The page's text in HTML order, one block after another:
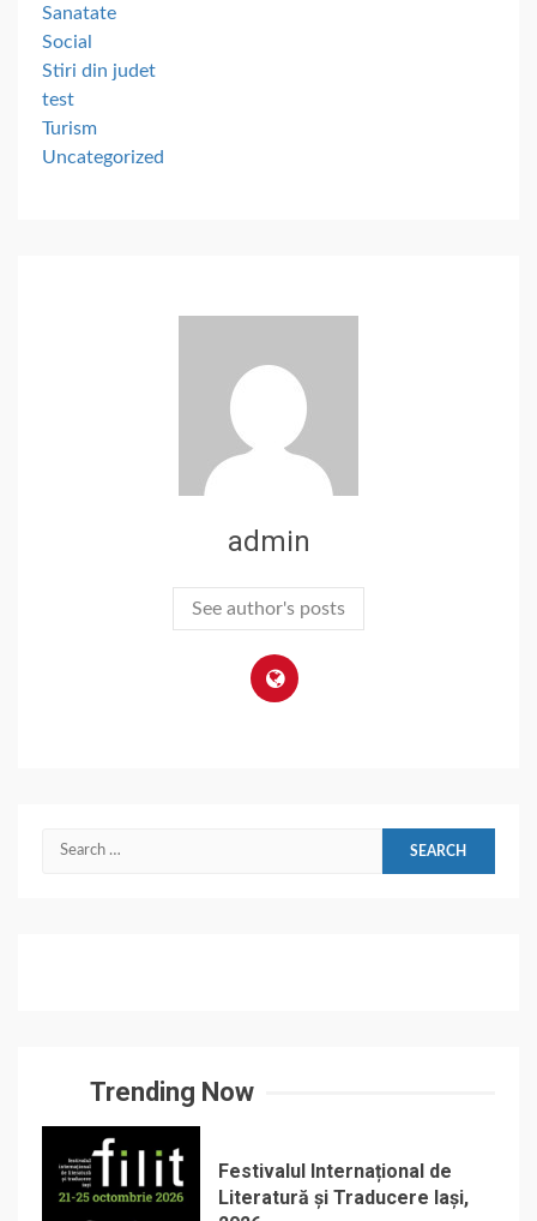
Sanatate
Social
Stiri din judet
test
Turism
Uncategorized
admin
See author's posts
Search
Trending Now
Festivalul Internațional de
Literatură și Traducere Iași,